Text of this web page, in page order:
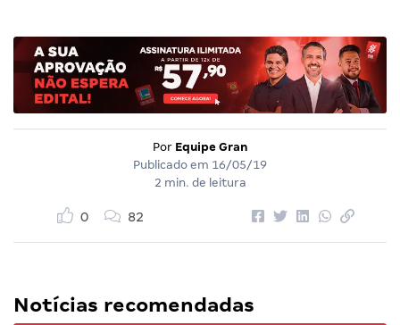
Por Equipe Gran
Publicado em 16/05/19
2 min. de leitura
0 82
Notícias recomendadas